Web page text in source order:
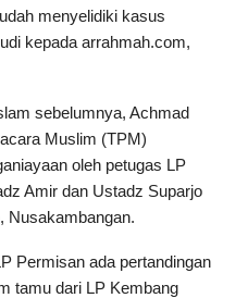
menyelidiki kasus
kepada arrahmah.com,
sebelumnya, Achmad
Muslim (TPM)
oleh petugas LP
Amir dan Ustadz Suparjo
Nusakambangan.
Permisan ada pertandingan
tamu dari LP Kembang